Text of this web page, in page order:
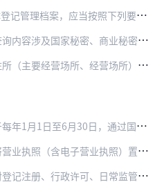
理档案，应当按照下列要求提交材料：
密、商业秘密、个人信息的，应当按照有关法律法规规定办理。
登记机关应当于3个月内将所有登记管理档案移交迁入地登记机关管理。档案迁出、迁入应当记录备案。
通过国家企业信用信息公示系统报送上一年度年度报告，并向社会公示。
营业执照）置于住所（主要经营场所、经营场所）的醒目位置。
的相关信息进行归集，根据市场主体的信用风险状况实施分级分类监管，并强化信用风险分类结果的综合应用。